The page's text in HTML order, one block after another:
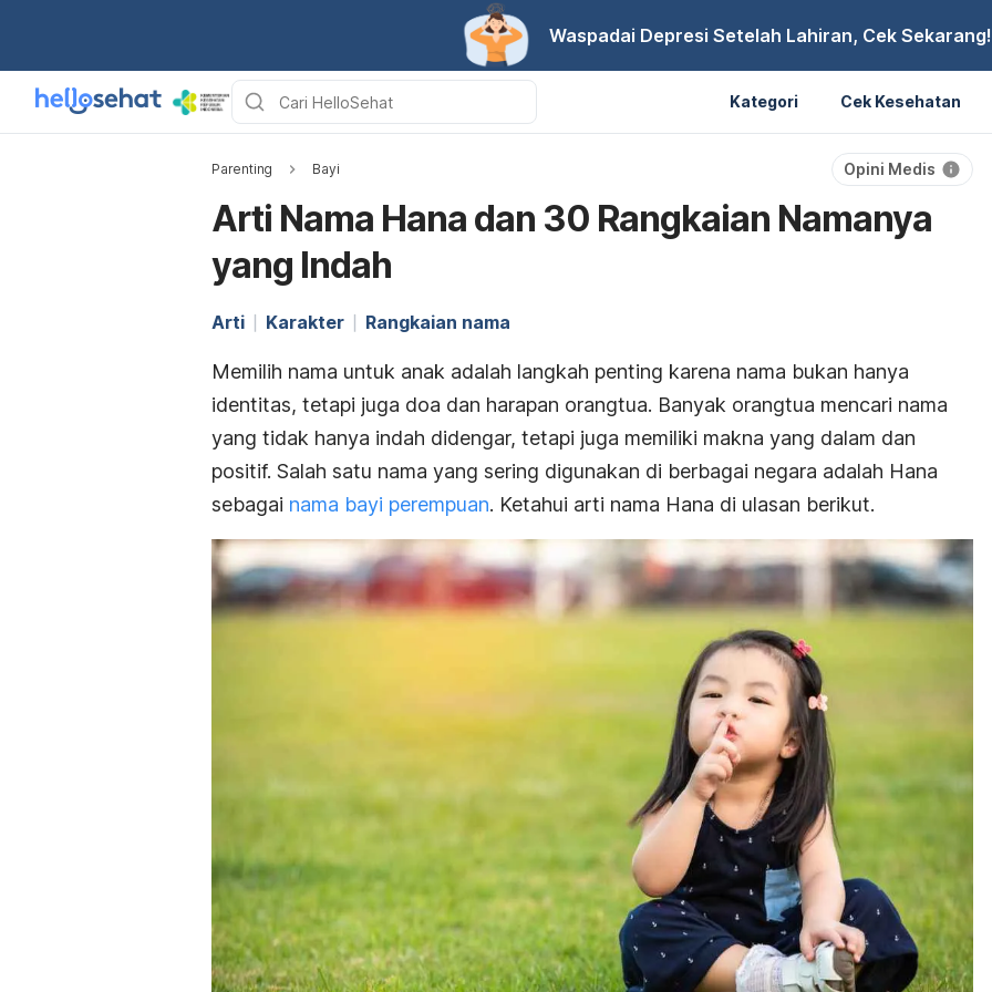
Waspadai Depresi Setelah Lahiran, Cek Sekarang!
Kategori Cek Kesehatan
Parenting Bayi Opini Medis
Arti Nama Hana dan 30 Rangkaian Namanya
yang Indah
Arti Karakter Rangkaian nama
Memilih nama untuk anak adalah langkah penting karena nama bukan hanya
identitas, tetapi juga doa dan harapan orangtua. Banyak orangtua mencari nama
yang tidak hanya indah didengar, tetapi juga memiliki makna yang dalam dan
positif. Salah satu nama yang sering digunakan di berbagai negara adalah Hana
sebagai nama bayi perempuan. Ketahui arti nama Hana di ulasan berikut.